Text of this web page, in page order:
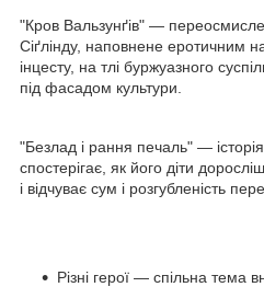
"Кров Вальзунґів" —
Сіґлінду, наповнене еротичним
інцесту, на тлі буржуазного
під фасадом культури.
"Безлад і рання печаль" —
спостерігає, як його діти
і відчуває сум і розгубленість
Різні герої — спільна тема